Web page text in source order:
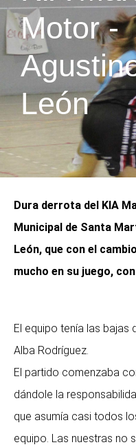
a
r
t
a
o
t
r
–
A
Motor -
León
Dura derrota del KIA
Municipal de Santa
León, que con el
mucho en su juego,
El equipo tenía las bajas
Alba Rodríguez.
El partido comenzaba
dándole la
que asumía casi todos
equipo. Las nuestras no